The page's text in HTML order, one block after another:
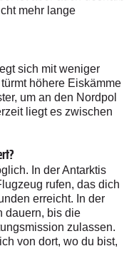
mehr lange
sich mit weniger
höhere Eiskämme
um an den Nordpol
liegt es zwischen
In der Antarktis
rufen, das dich
erreicht. In der
dauern, bis die
zulassen.
von dort, wo du bist,